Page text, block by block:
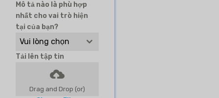
Mô tả nào là phù hợp
nhất cho vai trò hiện
tại của bạn?
Vui lòng chọn
Tải lên tập tin
Drag and Drop (or)